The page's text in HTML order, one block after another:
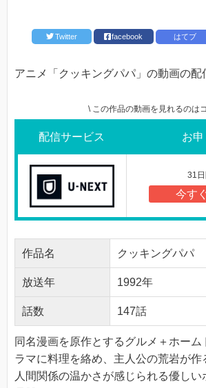
Twitter facebook はてブ
アニメ「クッキングパパ」の動画の配
\ この作品の動画を見れるのは
配信サービス お
31
今す
作品名 クッキングパパ
放送年 1992年
話数 147話
同名漫画を原作とするグルメ＋ホーム
ラマに料理を絡め、主人公の荒岩が作
人間関係の温かさが感じられる優し